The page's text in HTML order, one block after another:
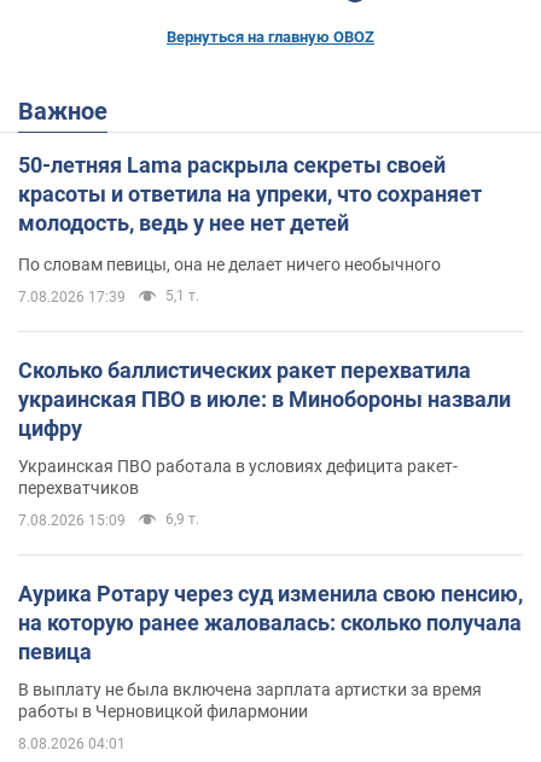
Вернуться на главную OBOZ
Важное
50-летняя Lama раскрыла секреты своей
красоты и ответила на упреки, что сохраняет
молодость, ведь у нее нет детей
По словам певицы, она не делает ничего необычного
7.08.2026 17:39 5,1 т.
Сколько баллистических ракет перехватила
украинская ПВО в июле: в Минобороны назвали
цифру
Украинская ПВО работала в условиях дефицита ракет-
перехватчиков
7.08.2026 15:09 6,9 т.
Аурика Ротару через суд изменила свою пенсию,
на которую ранее жаловалась: сколько получала
певица
В выплату не была включена зарплата артистки за время
работы в Черновицкой филармонии
8.08.2026 04:01